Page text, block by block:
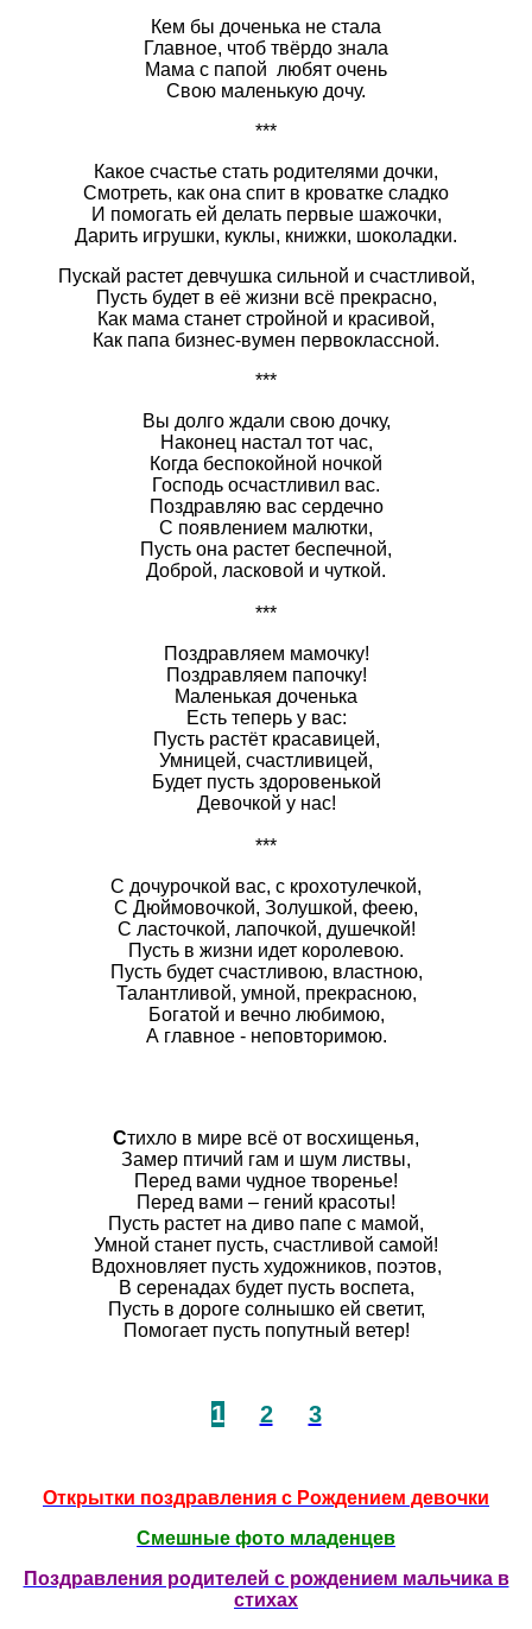
Кем бы доченька не стала
Главное, чтоб твёрдо знала
Мама с папой любят очень
Свою маленькую дочу.
***
Какое счастье стать родителями дочки,
Смотреть, как она спит в кроватке сладко
И помогать ей делать первые шажочки,
Дарить игрушки, куклы, книжки, шоколадки.
Пускай растет девчушка сильной и счастливой,
Пусть будет в её жизни всё прекрасно,
Как мама станет стройной и красивой,
Как папа бизнес-вумен первоклассной.
***
Вы долго ждали свою дочку,
Наконец настал тот час,
Когда беспокойной ночкой
Господь осчастливил вас.
Поздравляю вас сердечно
С появлением малютки,
Пусть она растет беспечной,
Доброй, ласковой и чуткой.
***
Поздравляем мамочку!
Поздравляем папочку!
Маленькая доченька
Есть теперь у вас:
Пусть растёт красавицей,
Умницей, счастливицей,
Будет пусть здоровенькой
Девочкой у нас!
***
С дочурочкой вас, с крохотулечкой,
С Дюймовочкой, Золушкой, феею,
С ласточкой, лапочкой, душечкой!
Пусть в жизни идет королевою.
Пусть будет счастливою, властною,
Талантливой, умной, прекрасною,
Богатой и вечно любимою,
А главное - неповторимою.
Стихло в мире всё от восхищенья,
Замер птичий гам и шум листвы,
Перед вами чудное творенье!
Перед вами – гений красоты!
Пусть растет на диво папе с мамой,
Умной станет пусть, счастливой самой!
Вдохновляет пусть художников, поэтов,
В серенадах будет пусть воспета,
Пусть в дороге солнышко ей светит,
Помогает пусть попутный ветер!
1 2 3
Открытки поздравления с Рождением девочки
Смешные фото младенцев
Поздравления родителей с рождением мальчика в
стихах